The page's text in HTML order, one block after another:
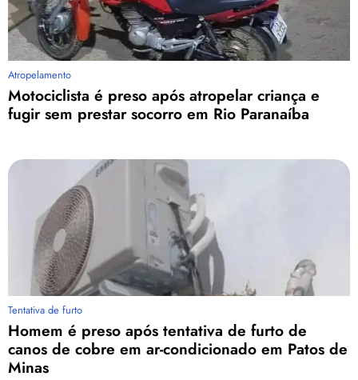
Atropelamento
Motociclista é preso após atropelar criança e
fugir sem prestar socorro em Rio Paranaíba
Tentativa de furto
Homem é preso após tentativa de furto de
canos de cobre em ar-condicionado em Patos de
Minas